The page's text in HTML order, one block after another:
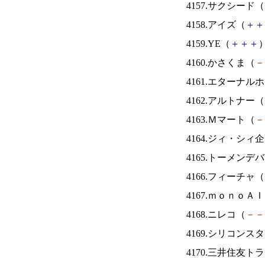
4157.サクシード（
4158.アイズ（ ＋ ＋
4159.YE（ ＋ ＋ ＋
4160.かさくま（ －
4161.エターナル
4162.アルトナー（
4163.Ｍマート（ －
4164.ジィ・シィ
4165.トーメンデ
4166.フィーチャ（
4167.ｍｏｎｏＡ
4168.ニレコ（ － －
4169.シリコンス
4170.三井住友ト